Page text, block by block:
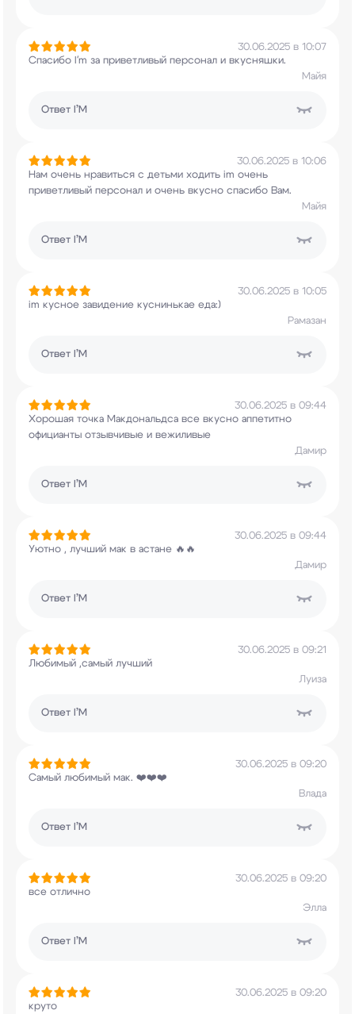
30.06.2025 в 10:07
Спасибо I'm за приветливый персонал и вкусняшки.
Майя
Ответ I’M
30.06.2025 в 10:06
Нам очень нравиться с детьми ходить im очень
приветливый персонал и очень вкусно спасибо Вам.
Майя
Ответ I’M
30.06.2025 в 10:05
im кусное завидение куснинькае еда:)
Рамазан
Ответ I’M
30.06.2025 в 09:44
Хорошая точка Макдональдса все вкусно аппетитно
официанты отзывчивые и вежиливые
Дамир
Ответ I’M
30.06.2025 в 09:44
Уютно , лучший мак в астане 🔥🔥
Дамир
Ответ I’M
30.06.2025 в 09:21
Любимый ,самый лучший
Луиза
Ответ I’M
30.06.2025 в 09:20
Самый любимый мак. ❤️❤️❤️
Влада
Ответ I’M
30.06.2025 в 09:20
все отлично
Элла
Ответ I’M
30.06.2025 в 09:20
круто